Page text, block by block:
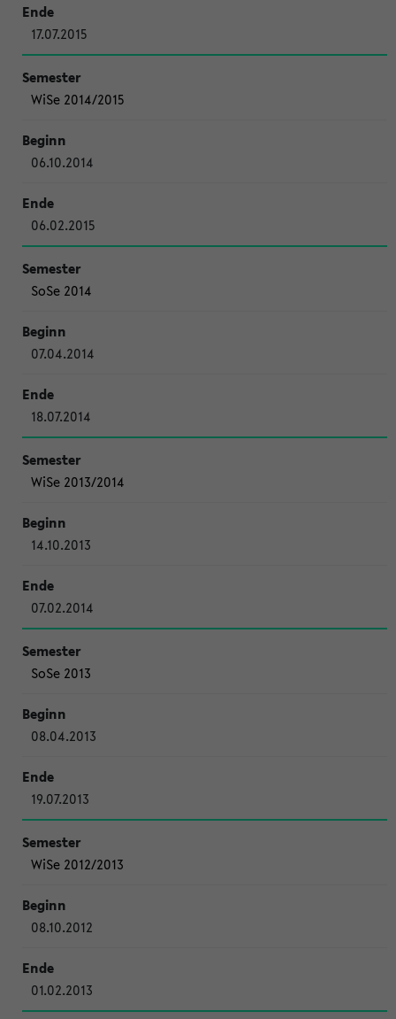
17.07.2015
WiSe 2014/2015
06.10.2014
06.02.2015
SoSe 2014
07.04.2014
18.07.2014
WiSe 2013/2014
14.10.2013
07.02.2014
SoSe 2013
08.04.2013
19.07.2013
WiSe 2012/2013
08.10.2012
01.02.2013